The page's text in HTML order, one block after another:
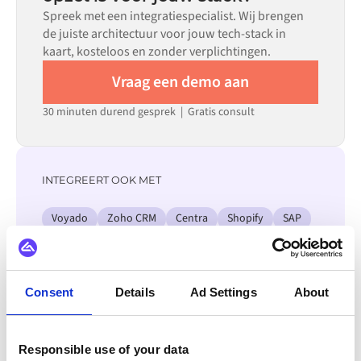
Consent Details Ad Settings About
Responsible use of your data
marketplace, wat de insteltijd aanzienlijk verkort.
Spreek met een integratiespecialist. Wij brengen
de juiste architectuur voor jouw tech-stack in
kaart, kosteloos en zonder verplichtingen.
Vraag een demo aan
30 minuten durend gesprek | Gratis consult
INTEGREERT OOK MET
Voyado Zoho CRM Centra Shopify
SAP